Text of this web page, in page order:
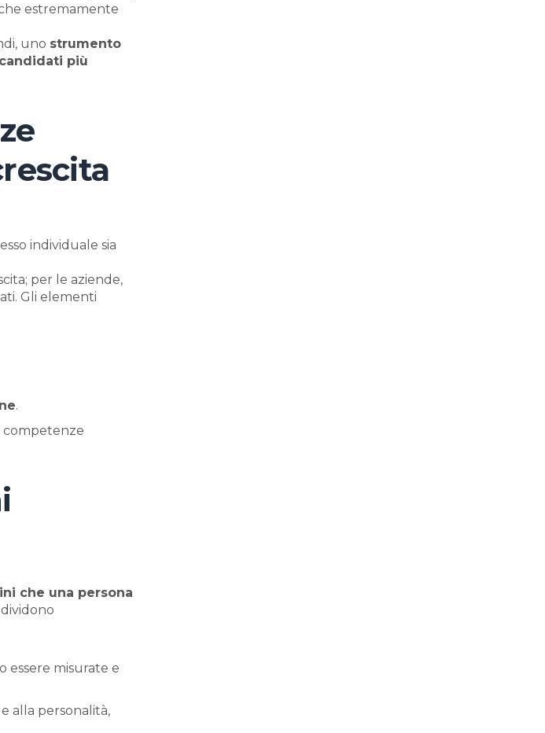
estremamente
uno strumento
più
individuale sia
per le aziende,
Gli elementi
.
competenze
che una persona
dividono
essere misurate e
alla personalità,